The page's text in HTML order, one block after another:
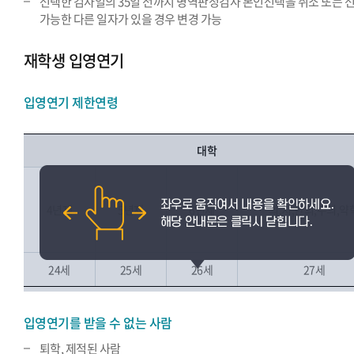
가능한 다른 일자가 있을 경우 변경 가능
재학생 입영연기
입영연기 제한연령
대학
4년제 5년제 6년제 의,치,한의,수의,약
24세 25세 26세 27세
입영연기를 받을 수 없는 사람
퇴학, 제적된 사람